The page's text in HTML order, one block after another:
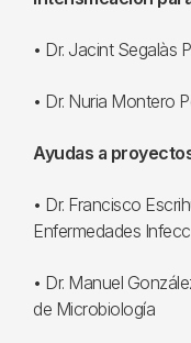
• Dr. Jacint Segalàs
• Dr. Nuria Montero
Ayudas a
• Dr. Francisco
Enfermedades
• Dr. Manuel
de Microbiología